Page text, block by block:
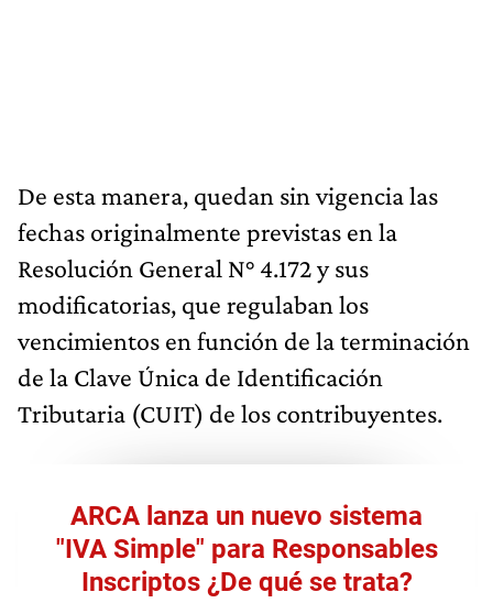
De esta manera, quedan sin vigencia las
fechas originalmente previstas en la
Resolución General N° 4.172 y sus
modificatorias, que regulaban los
vencimientos en función de la terminación
de la Clave Única de Identificación
Tributaria (CUIT) de los contribuyentes.
ARCA lanza un nuevo sistema
"IVA Simple" para Responsables
Inscriptos ¿De qué se trata?